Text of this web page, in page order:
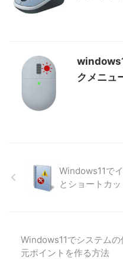
クメニュ
Windows11で
とショートカ
Windows11でシステム
元ポイントを作る方法